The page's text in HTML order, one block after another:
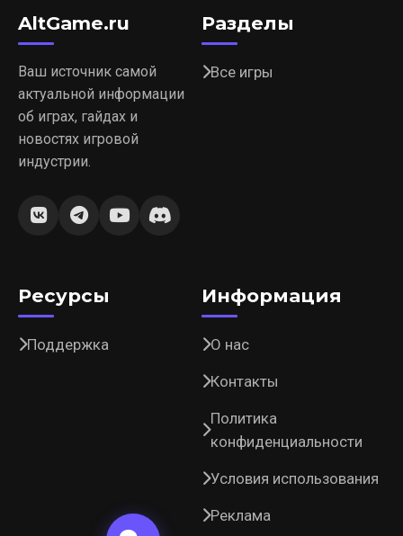
AltGame.ru
Ваш источник самой
актуальной информации
об играх, гайдах и
новостях игровой
индустрии.
Разделы
Все игры
Ресурсы
Поддержка
Информация
О нас
Контакты
Политика
конфиденциальности
Условия использования
Реклама